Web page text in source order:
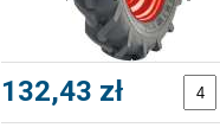
132,43 zł